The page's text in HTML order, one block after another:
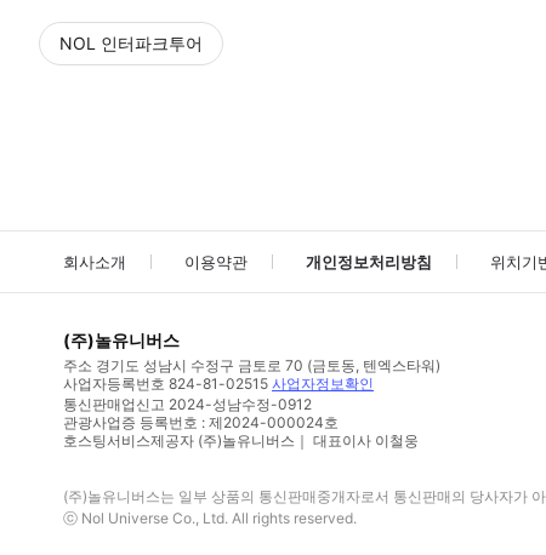
NOL 인터파크투어
회사소개 이용약관 개인정보처리방침 위치기
(주)놀유니버스
주소 경기도 성남시 수정구 금토로 70 (금토동, 텐엑스타워)
사업자등록번호 824-81-02515 사업자정보확인
통신판매업신고 2024-성남수정-0912
관광사업증 등록번호 : 제2024-000024호
호스팅서비스제공자 (주)놀유니버스｜ 대표이사 이철웅
(주)놀유니버스는 일부 상품의 통신판매중개자로서 통신판매의 당사자가
ⓒ Nol Universe Co., Ltd. All rights reserved.